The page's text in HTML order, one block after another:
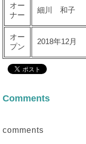
オー
ナー
細川 和子
オー
プン
2018年12月
Comments
comments